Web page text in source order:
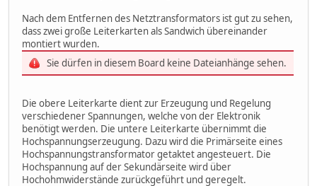
Nach dem Entfernen des Netztransformators ist gut zu sehen,
dass zwei große Leiterkarten als Sandwich übereinander
montiert wurden.
Sie dürfen in diesem Board keine Dateianhänge sehen.
Die obere Leiterkarte dient zur Erzeugung und Regelung
verschiedener Spannungen, welche von der Elektronik
benötigt werden. Die untere Leiterkarte übernimmt die
Hochspannungserzeugung. Dazu wird die Primärseite eines
Hochspannungstransformator getaktet angesteuert. Die
Hochspannung auf der Sekundärseite wird über
Hochohmwiderstände zurückgeführt und geregelt.